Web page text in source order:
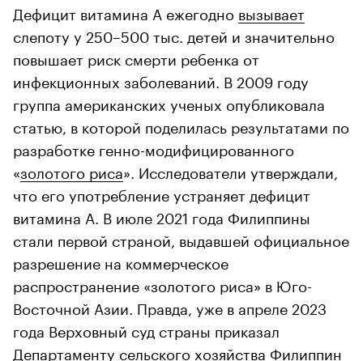
Дефицит витамина А ежегодно вызывает
слепоту у 250–500 тыс. детей и значительно
повышает риск смерти ребенка от
инфекционных заболеваний. В 2009 году
группа американских ученых опубликовала
статью, в которой поделилась результатами по
разработке генно-модифицированного
«золотого риса». Исследователи утверждали,
что его употребление устраняет дефицит
витамина А. В июле 2021 года Филиппины
стали первой страной, выдавшей официальное
разрешение на коммерческое
распространение «золотого риса» в Юго-
Восточной Азии. Правда, уже в апреле 2023
года Верховный суд страны приказал
Департаменту сельского хозяйства Филиппин